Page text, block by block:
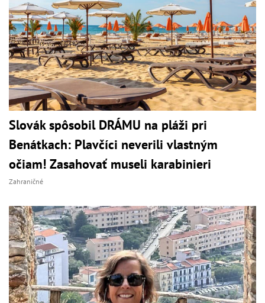
Slovák spôsobil DRÁMU na pláži pri
Benátkach: Plavčíci neverili vlastným
očiam! Zasahovať museli karabinieri
Zahraničné